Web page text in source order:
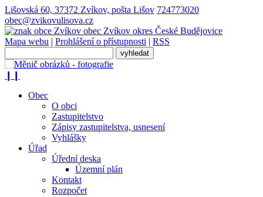
Lišovská 60, 37372 Zvíkov, pošta Lišov 724773020
obec@zvikovulisova.cz
obec Zvíkov okres České Budějovice
Mapa webu | Prohlášení o přístupnosti | RSS
Obec
O obci
Zastupitelstvo
Zápisy zastupitelstva, usnesení
Vyhlášky
Úřad
Úřední deska
Územní plán
Kontakt
Rozpočet